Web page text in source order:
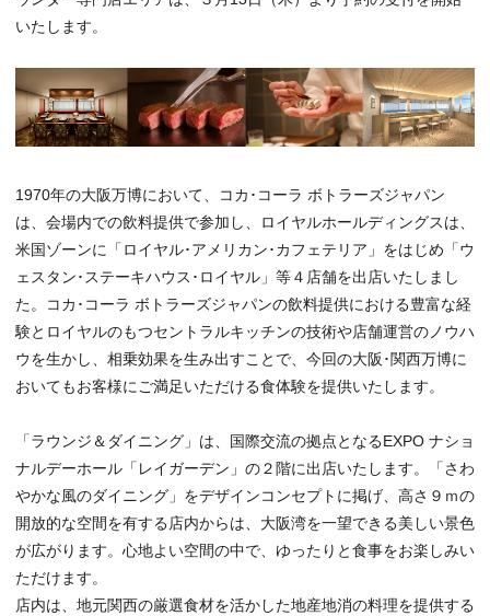
いたします。
1970年の大阪万博において、コカ･コーラ ボトラーズジャパン
は、会場内での飲料提供で参加し、ロイヤルホールディングスは、
米国ゾーンに「ロイヤル･アメリカン･カフェテリア」をはじめ「ウ
ェスタン･ステーキハウス･ロイヤル」等４店舗を出店いたしまし
た。コカ･コーラ ボトラーズジャパンの飲料提供における豊富な経
験とロイヤルのもつセントラルキッチンの技術や店舗運営のノウハ
ウを生かし、相乗効果を生み出すことで、今回の大阪･関西万博に
おいてもお客様にご満足いただける食体験を提供いたします。
「ラウンジ＆ダイニング」は、国際交流の拠点となるEXPO ナショ
ナルデーホール「レイガーデン」の２階に出店いたします。「さわ
やかな風のダイニング」をデザインコンセプトに掲げ、高さ９ｍの
開放的な空間を有する店内からは、大阪湾を一望できる美しい景色
が広がります。心地よい空間の中で、ゆったりと食事をお楽しみい
ただけます。
店内は、地元関西の厳選食材を活かした地産地消の料理を提供する